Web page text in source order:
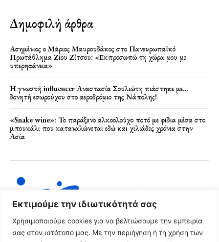
Εκτιμούμε την ιδιωτικότητά σας
Χρησιμοποιούμε cookies για να βελτιώσουμε την εμπειρία
σας στον ιστότοπό μας. Με την περιήγηση ή τη χρήση των
Δημοφιλή άρθρα
Ασημένιος ο Μάριος Μαυρουδάκος στο Πανευρωπαϊκό
Πρωτάθλημα Ζίου Ζίτσου: «Εκπροσωπώ τη χώρα μου με
υπερηφάνεια»
Η γνωστή influencer Αναστασία Σουλιώτη πιάστηκε με…
δονητή εσωρούχου στο αεροδρόμιο της Νάπολης!
«Snake wine»: Το παράξενο αλκοολούχο ποτό με φίδια μέσα στο
μπουκάλι που καταναλώνεται εδώ και χιλιάδες χρόνια στην
Ασία